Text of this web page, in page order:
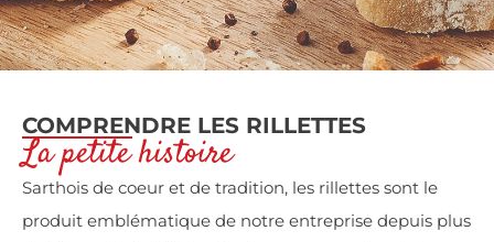
COMPRENDRE LES RILLETTES
La petite histoire
Sarthois de coeur et de tradition, les rillettes sont le
produit emblématique de notre entreprise depuis plus